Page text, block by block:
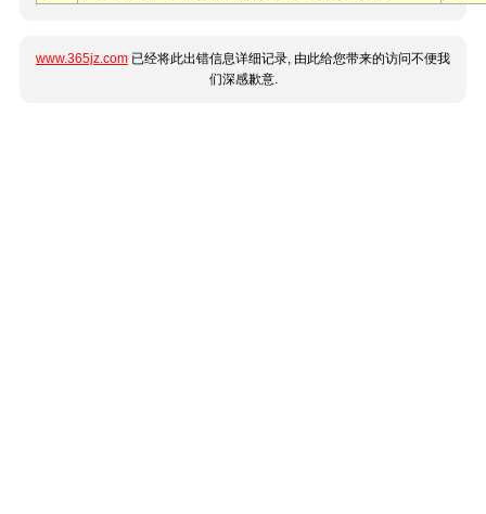
www.365jz.com 已经将此出错信息详细记录, 由此给您带来的访问不便我
们深感歉意.